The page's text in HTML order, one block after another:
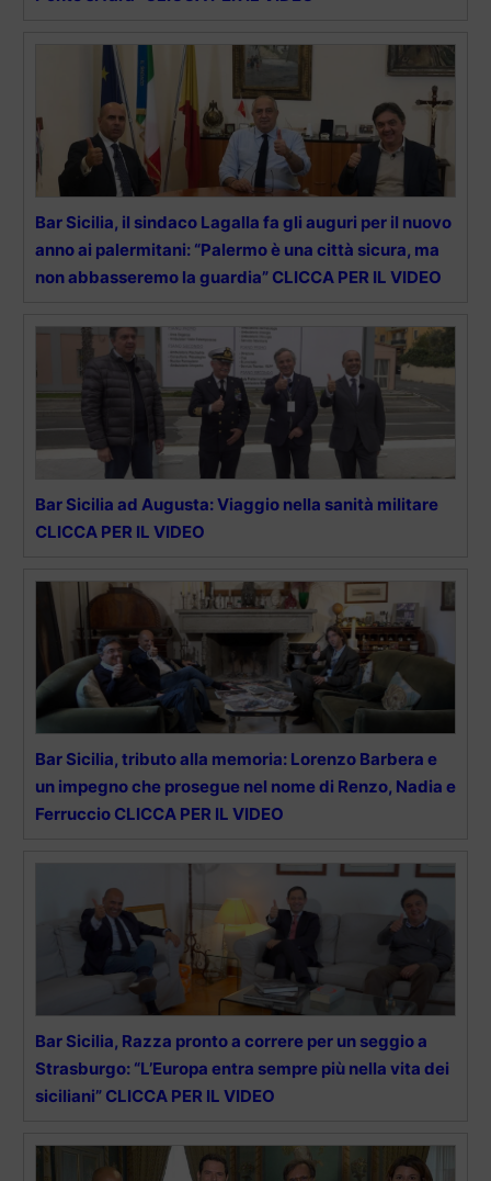
Bar Sicilia, il sindaco Lagalla fa gli auguri per il nuovo
anno ai palermitani: “Palermo è una città sicura, ma
non abbasseremo la guardia” CLICCA PER IL VIDEO
Bar Sicilia ad Augusta: Viaggio nella sanità militare
CLICCA PER IL VIDEO
Bar Sicilia, tributo alla memoria: Lorenzo Barbera e
un impegno che prosegue nel nome di Renzo, Nadia e
Ferruccio CLICCA PER IL VIDEO
Bar Sicilia, Razza pronto a correre per un seggio a
Strasburgo: “L’Europa entra sempre più nella vita dei
siciliani” CLICCA PER IL VIDEO